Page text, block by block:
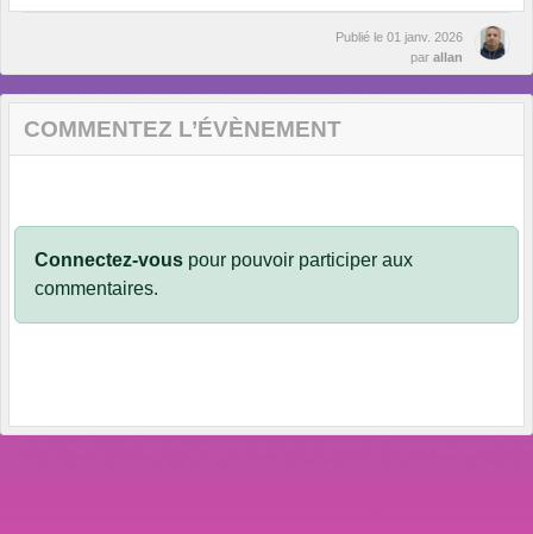
Publié le 01 janv. 2026
par allan
COMMENTEZ L’ÉVÈNEMENT
Connectez-vous pour pouvoir participer aux
commentaires.